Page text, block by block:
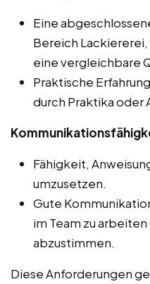
Eine
Bereich
eine vergleichbare
Praktische
durch Praktika
Fähigkeit,
umzusetzen.
Gute
im Team zu
abzustimmen.
Diese Anforderungen